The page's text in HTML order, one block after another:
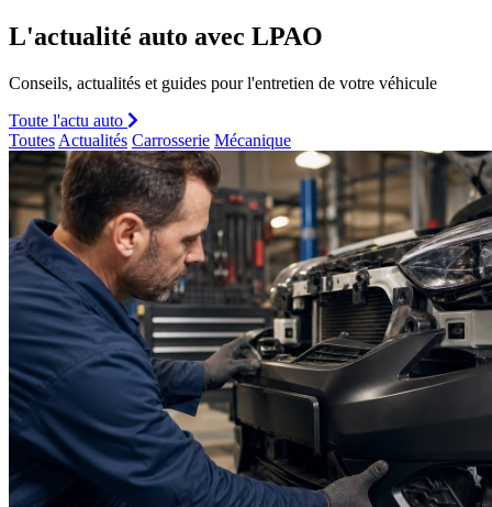
L'actualité auto avec LPAO
Conseils, actualités et guides pour l'entretien de votre véhicule
Toute l'actu auto
Toutes Actualités Carrosserie Mécanique